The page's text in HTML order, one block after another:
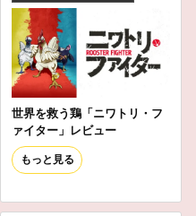
世界を救う鶏「ニワトリ・フ
ァイター」レビュー
もっと見る